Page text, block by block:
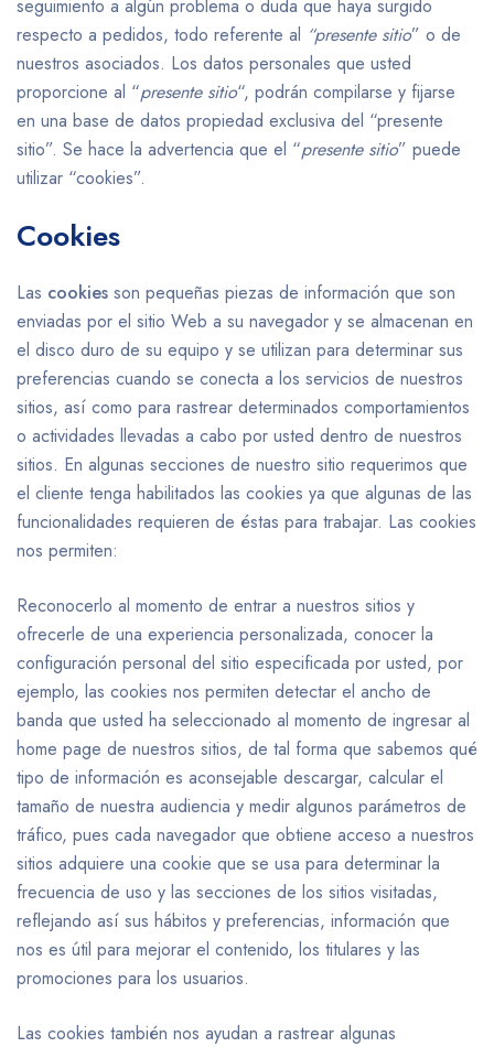
seguimiento a algún problema o duda que haya surgido
respecto a pedidos, todo referente al “presente sitio” o de
nuestros asociados. Los datos personales que usted
proporcione al “presente sitio“, podrán compilarse y fijarse
en una base de datos propiedad exclusiva del “presente
sitio”. Se hace la advertencia que el “presente sitio” puede
utilizar “cookies”.
Cookies
Las cookies son pequeñas piezas de información que son
enviadas por el sitio Web a su navegador y se almacenan en
el disco duro de su equipo y se utilizan para determinar sus
preferencias cuando se conecta a los servicios de nuestros
sitios, así como para rastrear determinados comportamientos
o actividades llevadas a cabo por usted dentro de nuestros
sitios. En algunas secciones de nuestro sitio requerimos que
el cliente tenga habilitados las cookies ya que algunas de las
funcionalidades requieren de éstas para trabajar. Las cookies
nos permiten:
Reconocerlo al momento de entrar a nuestros sitios y
ofrecerle de una experiencia personalizada, conocer la
configuración personal del sitio especificada por usted, por
ejemplo, las cookies nos permiten detectar el ancho de
banda que usted ha seleccionado al momento de ingresar al
home page de nuestros sitios, de tal forma que sabemos qué
tipo de información es aconsejable descargar, calcular el
tamaño de nuestra audiencia y medir algunos parámetros de
tráfico, pues cada navegador que obtiene acceso a nuestros
sitios adquiere una cookie que se usa para determinar la
frecuencia de uso y las secciones de los sitios visitadas,
reflejando así sus hábitos y preferencias, información que
nos es útil para mejorar el contenido, los titulares y las
promociones para los usuarios.
Las cookies también nos ayudan a rastrear algunas